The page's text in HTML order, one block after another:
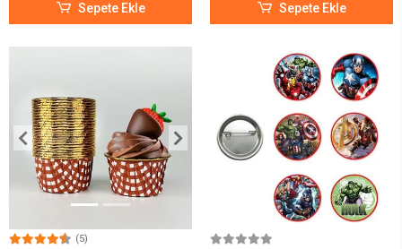
Sepete Ekle Sepete Ekle
(5)